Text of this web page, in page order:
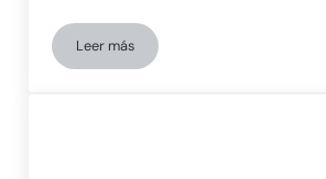
Leer másAlteraciones del sueño y